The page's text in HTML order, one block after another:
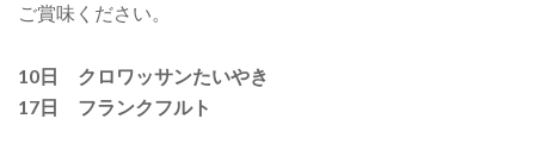
ご賞味ください。
10日 クロワッサンたいやき
17日 フランクフルト